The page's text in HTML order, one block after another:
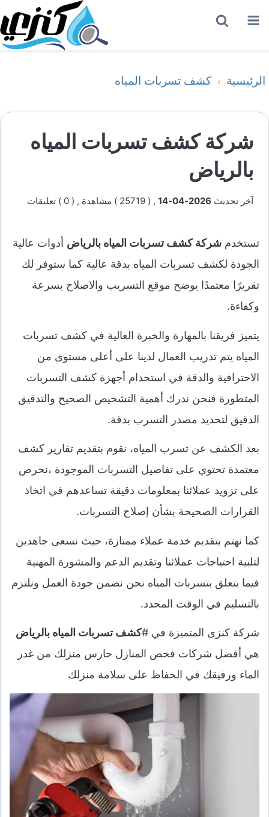
القائمة
الرئيسية كشف تسربات المياه
شركة كشف تسربات المياه
بالرياض
آخر تحديث 2026-04-14 , ( 25719 ) مشاهدة , ( 0 ) تعليقات
تستخدم شركة كشف تسربات المياه بالرياض أدوات عالية
الجودة لكشف تسربات المياه بدقة عالية كما ستوفر لك
تقريرًا معتمدًا يوضح موقع التسريب والاصلاح بسرعة
وكفاءة.
يتميز فريقنا بالمهارة والخبرة العالية في كشف تسربات
المياه يتم تدريب العمال لدينا على أعلى مستوى من
الاحترافية والدقة في استخدام أجهزة كشف التسربات
المتطورة فنحن ندرك أهمية التشخيص الصحيح والتدقيق
الدقيق لتحديد مصدر التسرب بدقة.
بعد الكشف عن تسرب المياه، نقوم بتقديم تقارير كشف
معتمدة تحتوي على تفاصيل التسربات الموجودة ،نحرص
على تزويد عملائنا بمعلومات دقيقة تساعدهم في اتخاذ
القرارات الصحيحة بشأن إصلاح التسربات.
كما نهتم بتقديم خدمة عملاء ممتازة، حيث نسعى جاهدين
لتلبية احتياجات عملائنا وتقديم الدعم والمشورة المهنية
فيما يتعلق بتسربات المياه نحن نضمن جودة العمل ونلتزم
بالتسليم في الوقت المحدد.
شركة كنزى المتميزة في #كشف تسربات المياه بالرياض
هي أفضل شركات فحص المنازل حارس منزلك من غدر
الماء ورفيقك في الحفاظ على سلامة منزلك